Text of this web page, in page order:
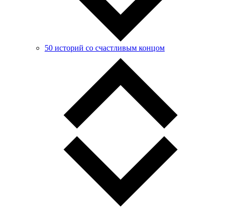
50 историй со счастливым концом